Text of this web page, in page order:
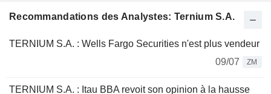
Recommandations des Analystes: Ternium S.A.
TERNIUM S.A. : Wells Fargo Securities n'est plus vendeur
09/07
ZM
TERNIUM S.A. : Itau BBA revoit son opinion à la hausse